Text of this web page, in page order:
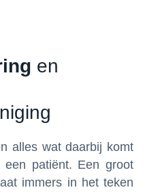
en
alles wat daarbij komt
patiënt. Een groot
immers in het teken